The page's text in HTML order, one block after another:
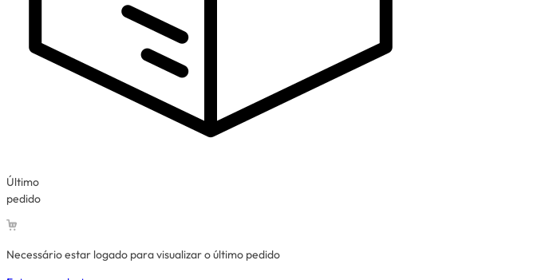
Último
pedido
Necessário estar logado para visualizar o último pedido